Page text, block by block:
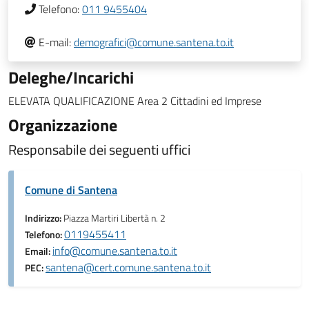
Telefono:011 9455404
E-mail:demografici@comune.santena.to.it
Deleghe/Incarichi
ELEVATA QUALIFICAZIONE Area 2 Cittadini ed Imprese
Organizzazione
Responsabile dei seguenti uffici
Comune di Santena
Indirizzo:Piazza Martiri Libertà n. 2
Telefono:0119455411
Email:info@comune.santena.to.it
PEC:santena@cert.comune.santena.to.it